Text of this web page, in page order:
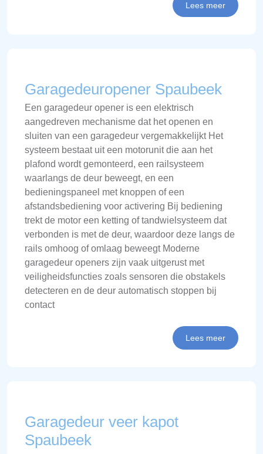
Lees meer
Garagedeuropener Spaubeek
Een garagedeur opener is een elektrisch
aangedreven mechanisme dat het openen en
sluiten van een garagedeur vergemakkelijkt Het
systeem bestaat uit een motorunit die aan het
plafond wordt gemonteerd, een railsysteem
waarlangs de deur beweegt, en een
bedieningspaneel met knoppen of een
afstandsbediening voor activering Bij bediening
trekt de motor een ketting of tandwielsysteem dat
verbonden is met de deur, waardoor deze langs de
rails omhoog of omlaag beweegt Moderne
garagedeur openers zijn vaak uitgerust met
veiligheidsfuncties zoals sensoren die obstakels
detecteren en de deur automatisch stoppen bij
contact
Lees meer
Garagedeur veer kapot
Spaubeek